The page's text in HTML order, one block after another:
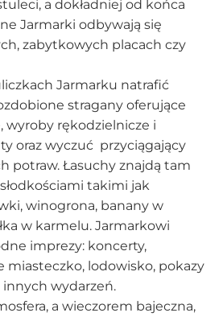
a dokładniej od końca
Jarmarki odbywają się
zabytkowych placach czy
Jarmarku natrafić
stragany oferujące
wyroby rękodzielnicze i
oraz wyczuć przyciągający
potraw. Łasuchy znajdą tam
takimi jak
winogrona, banany w
w karmelu. Jarmarkowi
imprezy: koncerty,
miasteczko, lodowisko, pokazy
wydarzeń.
a wieczorem bajeczna,